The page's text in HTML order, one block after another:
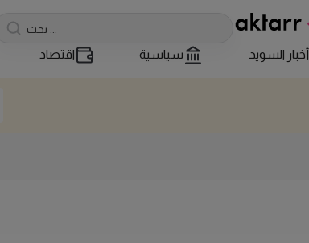
أخبار السويد سياسية اقتصاد